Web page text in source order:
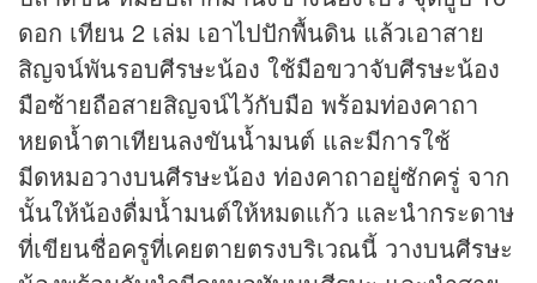
ดอก เทียน 2 เล่ม เอาไปปักพื้นดิน แล้วเอาสาย
สิญจน์พันรอบศีรษะน้อง ใช้มือขวาจับศีรษะน้อง
มือซ้ายถือสายสิญจน์ไว้กับมือ พร้อมท่องคาถา
หยดน้ำตาเทียนลงขันน้ำมนต์ และมีการใช้
มีดหมอวางบนศีรษะน้อง ท่องคาถาอยู่ซักครู่ จาก
นั้นให้น้องดื่มน้ำมนต์ให้หมดแก้ว และนำกระดาษ
ที่เขียนชื่อครูที่เคยตายตรงบริเวณนี้ วางบนศีรษะ